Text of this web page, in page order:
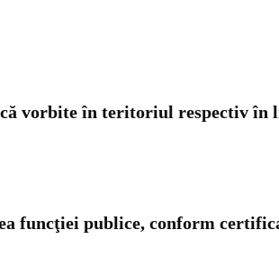
vorbite în teritoriul respectiv în
funcţiei publice, conform